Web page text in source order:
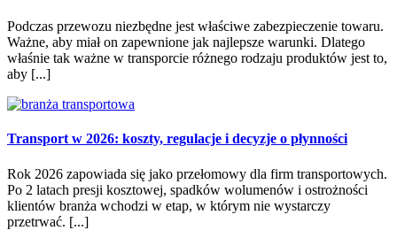
Podczas przewozu niezbędne jest właściwe zabezpieczenie towaru.
Ważne, aby miał on zapewnione jak najlepsze warunki. Dlatego
właśnie tak ważne w transporcie różnego rodzaju produktów jest to,
aby [...]
Transport w 2026: koszty, regulacje i decyzje o płynności
Rok 2026 zapowiada się jako przełomowy dla firm transportowych.
Po 2 latach presji kosztowej, spadków wolumenów i ostrożności
klientów branża wchodzi w etap, w którym nie wystarczy
przetrwać. [...]